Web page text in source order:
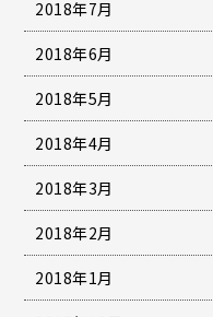
2018年7月
2018年6月
2018年5月
2018年4月
2018年3月
2018年2月
2018年1月